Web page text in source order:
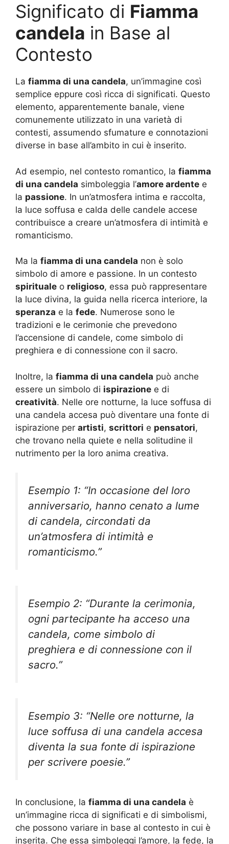
Significato di Fiamma
candela in Base al
Contesto
La fiamma di una candela, un’immagine così
semplice eppure così ricca di significati. Questo
elemento, apparentemente banale, viene
comunemente utilizzato in una varietà di
contesti, assumendo sfumature e connotazioni
diverse in base all’ambito in cui è inserito.
Ad esempio, nel contesto romantico, la fiamma
di una candela simboleggia l’amore ardente e
la passione. In un’atmosfera intima e raccolta,
la luce soffusa e calda delle candele accese
contribuisce a creare un’atmosfera di intimità e
romanticismo.
Ma la fiamma di una candela non è solo
simbolo di amore e passione. In un contesto
spirituale o religioso, essa può rappresentare
la luce divina, la guida nella ricerca interiore, la
speranza e la fede. Numerose sono le
tradizioni e le cerimonie che prevedono
l’accensione di candele, come simbolo di
preghiera e di connessione con il sacro.
Inoltre, la fiamma di una candela può anche
essere un simbolo di ispirazione e di
creatività. Nelle ore notturne, la luce soffusa di
una candela accesa può diventare una fonte di
ispirazione per artisti, scrittori e pensatori,
che trovano nella quiete e nella solitudine il
nutrimento per la loro anima creativa.
Esempio 1: “In occasione del loro
anniversario, hanno cenato a lume
di candela, circondati da
un’atmosfera di intimità e
romanticismo.”
Esempio 2: “Durante la cerimonia,
ogni partecipante ha acceso una
candela, come simbolo di
preghiera e di connessione con il
sacro.”
Esempio 3: “Nelle ore notturne, la
luce soffusa di una candela accesa
diventa la sua fonte di ispirazione
per scrivere poesie.”
In conclusione, la fiamma di una candela è
un’immagine ricca di significati e di simbolismi,
che possono variare in base al contesto in cui è
inserita. Che essa simboleggi l’amore, la fede, la